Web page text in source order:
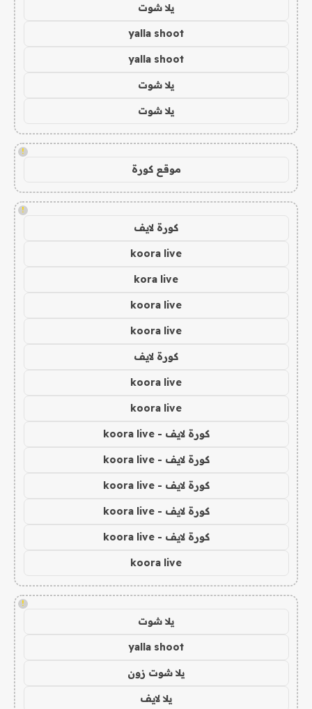
يلا شوت
yalla shoot
yalla shoot
يلا شوت
يلا شوت
!
موقع كورة
!
كورة لايف
koora live
kora live
koora live
koora live
كورة لايف
koora live
koora live
كورة لايف - koora live
كورة لايف - koora live
كورة لايف - koora live
كورة لايف - koora live
كورة لايف - koora live
koora live
!
يلا شوت
yalla shoot
يلا شوت زون
يلا لايف